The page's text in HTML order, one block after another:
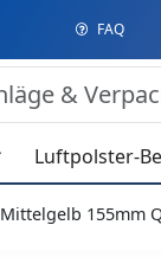
FAQ
Luftpolster-
Mittelgelb 155mm